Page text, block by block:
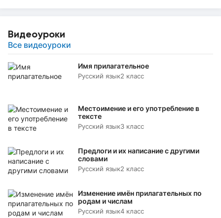
Видеоуроки
Все видеоуроки
Имя прилагательное
Русский язык2 класс
Местоимение и его употребление в
тексте
Русский язык3 класс
Предлоги и их написание с другими
словами
Русский язык2 класс
Изменение имён прилагательных по
родам и числам
Русский язык4 класс